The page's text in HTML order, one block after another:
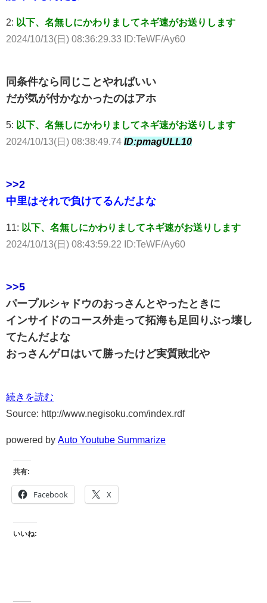
2: 以下、名無しにかわりましてネギ速がお送りします
2024/10/13(日) 08:36:29.33 ID:TeWF/Ay60
同条件なら同じことやればいい
だが気が付かなかったのはアホ
5: 以下、名無しにかわりましてネギ速がお送りします
2024/10/13(日) 08:38:49.74 ID:pmagULL10
>>2
中里はそれで負けてるんだよな
11: 以下、名無しにかわりましてネギ速がお送りします
2024/10/13(日) 08:43:59.22 ID:TeWF/Ay60
>>5
パープルシャドウのおっさんとやったときに
インサイドのコース外走って拓海も足回りぶっ壊し
てたんだよな
おっさんゲロはいて勝ったけど実質敗北や
続きを読む
Source: http://www.negisoku.com/index.rdf
powered by Auto Youtube Summarize
共有:
Facebook X
いいね: